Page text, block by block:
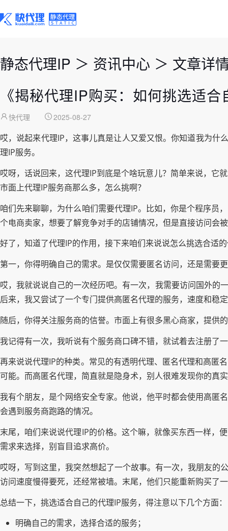
静态代理IP ＞ 资讯中心 ＞ 文章详
《揭秘代理IP购买：如何挑选适
快代理 2025-08-27
哎，说起来代理IP，这事儿真是让人又爱又恨。你知道我为什
理IP服务。
哎呀，话说回来，这代理IP到底是个啥玩意儿？简单来说，它
市面上代理IP服务商那么多，怎么挑啊？
咱们先来聊聊，为什么咱们需要代理IP。比如，你是个程序员
个电商卖家，想要了解竞争对手的店铺情况，但是直接访问会
好了，知道了代理IP的作用，接下来咱们来说说怎么挑选合适
第一，你得明确自己的需求。是仅仅需要匿名访问，还是需要
哎，我就说说自己的一次经历吧。有一次，我需要访问国外的
后来，我又尝试了一个专门提供高匿名代理的服务，速度和稳
随后，你得关注服务商的信誉。市面上有很多黑心商家，提供
我记得有一次，我听说有个服务商口碑不错，就试着去注册了
再来说说代理IP的种类。常见的有透明代理、匿名代理和高匿
可能。而高匿名代理，简直就是隐身术，别人很难发现你的真
我有个朋友，是个网络安全专家。他说，他平时都会使用高匿
会遇到服务商跑路的情况。
末尾，咱们来说说代理IP的价格。这个嘛，就像买东西一样，
需求来选择，别盲目追求高价。
哎呀，写到这里，我突然想起了一个故事。有一次，我朋友的
访问速度慢得要死，还经常被墙。末尾，他们只能重新购买了
总结一下，挑选适合自己的代理IP服务，得注意以下几个方面：
明确自己的需求，选择合适的服务；